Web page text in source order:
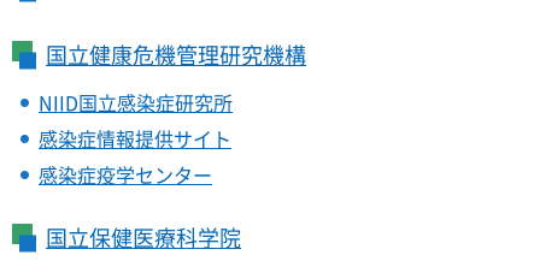
国立健康危機管理研究機構
NIID国立感染症研究所
感染症情報提供サイト
感染症疫学センター
国立保健医療科学院